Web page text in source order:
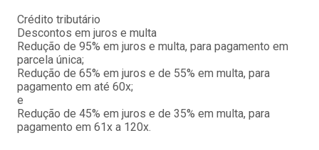
Crédito tributário
Descontos em juros e multa
Redução de 95% em juros e multa, para pagamento em
parcela única;
Redução de 65% em juros e de 55% em multa, para
pagamento em até 60x;
e
Redução de 45% em juros e de 35% em multa, para
pagamento em 61x a 120x.